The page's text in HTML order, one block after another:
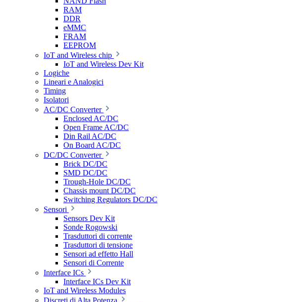
RAM
DDR
eMMC
FRAM
EEPROM
IoT and Wireless chip
IoT and Wireless Dev Kit
Logiche
Lineari e Analogici
Timing
Isolatori
AC/DC Converter
Enclosed AC/DC
Open Frame AC/DC
Din Rail AC/DC
On Board AC/DC
DC/DC Converter
Brick DC/DC
SMD DC/DC
Trough-Hole DC/DC
Chassis mount DC/DC
Switching Regulators DC/DC
Sensori
Sensors Dev Kit
Sonde Rogowski
Trasduttori di corrente
Trasduttori di tensione
Sensori ad effetto Hall
Sensori di Corrente
Interface ICs
Interface ICs Dev Kit
IoT and Wireless Modules
Discreti di Alta Potenza